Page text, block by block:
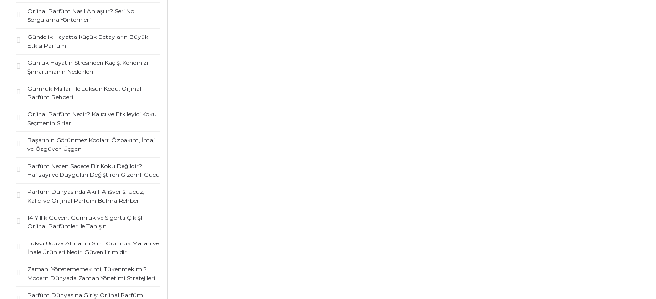
Orjinal Parfüm Nasıl Anlaşılır? Seri No
Sorgulama Yöntemleri
Gündelik Hayatta Küçük Detayların Büyük
Etkisi Parfüm
Günlük Hayatın Stresinden Kaçış: Kendinizi
Şımartmanın Nedenleri
Gümrük Malları ile Lüksün Kodu: Orjinal
Parfüm Rehberi
Orjinal Parfüm Nedir? Kalıcı ve Etkileyici Koku
Seçmenin Sırları
Başarının Görünmez Kodları: Özbakım, İmaj
ve Özgüven Üçgen
Parfüm Neden Sadece Bir Koku Değildir?
Hafızayı ve Duyguları Değiştiren Gizemli Gücü
Parfüm Dünyasında Akıllı Alışveriş: Ucuz,
Kalıcı ve Orijinal Parfüm Bulma Rehberi
14 Yıllık Güven: Gümrük ve Sigorta Çıkışlı
Orjinal Parfümler ile Tanışın
Lüksü Ucuza Almanın Sırrı: Gümrük Malları ve
İhale Ürünleri Nedir, Güvenilir midir
Zamanı Yönetememek mi, Tükenmek mi?
Modern Dünyada Zaman Yönetimi Stratejileri
Parfüm Dünyasına Giriş: Orjinal Parfüm